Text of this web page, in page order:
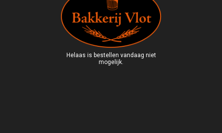
Helaas is bestellen vandaag niet
mogelijk.